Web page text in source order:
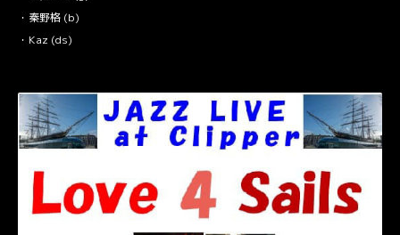
・秦野格 (b)
・Kaz (ds)